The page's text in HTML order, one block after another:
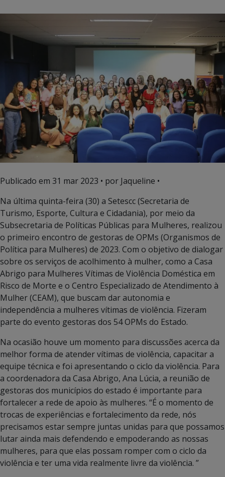
Publicado em 31 mar 2023 • por Jaqueline •
Na última quinta-feira (30) a Setescc (Secretaria de
Turismo, Esporte, Cultura e Cidadania), por meio da
Subsecretaria de Políticas Públicas para Mulheres, realizou
o primeiro encontro de gestoras de OPMs (Organismos de
Política para Mulheres) de 2023. Com o objetivo de dialogar
sobre os serviços de acolhimento à mulher, como a Casa
Abrigo para Mulheres Vítimas de Violência Doméstica em
Risco de Morte e o Centro Especializado de Atendimento à
Mulher (CEAM), que buscam dar autonomia e
independência a mulheres vítimas de violência. Fizeram
parte do evento gestoras dos 54 OPMs do Estado.
Na ocasião houve um momento para discussões acerca da
melhor forma de atender vítimas de violência, capacitar a
equipe técnica e foi apresentando o ciclo da violência. Para
a coordenadora da Casa Abrigo, Ana Lúcia, a reunião de
gestoras dos municípios do estado é importante para
fortalecer a rede de apoio às mulheres. “É o momento de
trocas de experiências e fortalecimento da rede, nós
precisamos estar sempre juntas unidas para que possamos
lutar ainda mais defendendo e empoderando as nossas
mulheres, para que elas possam romper com o ciclo da
violência e ter uma vida realmente livre da violência. ”